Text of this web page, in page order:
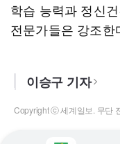
학습 능력과 정신
전문가들은 강조한
이승구 기자
Copyright ⓒ 세계일보. 무단